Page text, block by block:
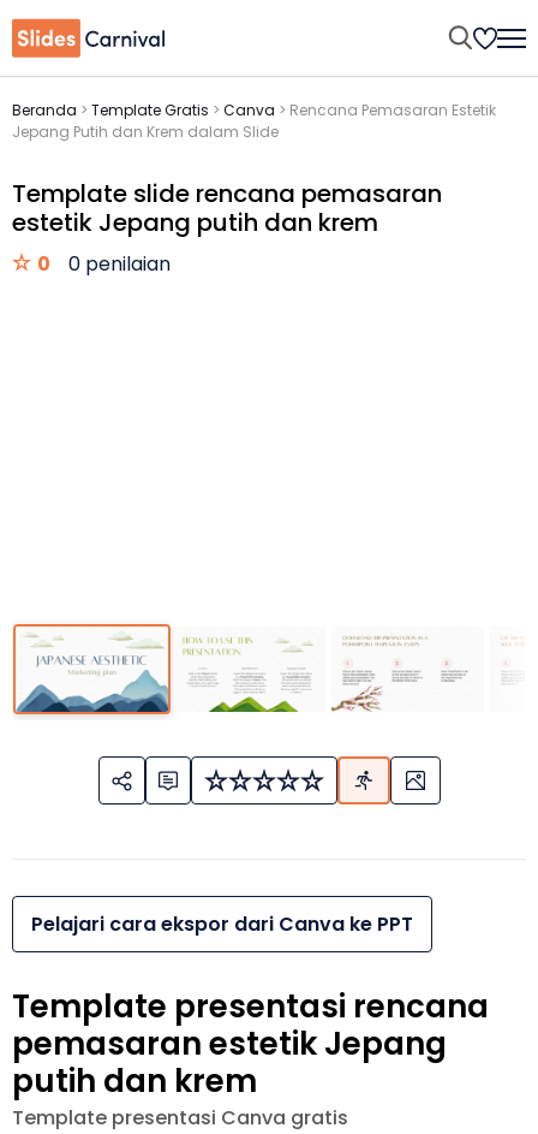
Beranda > Template Gratis > Canva > Rencana Pemasaran Estetik
Jepang Putih dan Krem dalam Slide
Template slide rencana pemasaran
estetik Jepang putih dan krem
0 0 penilaian
Pelajari cara ekspor dari Canva ke PPT
Template presentasi rencana
pemasaran estetik Jepang
putih dan krem
Template presentasi Canva gratis